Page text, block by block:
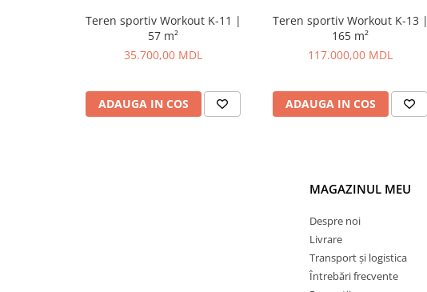
Teren sportiv Workout K-11 |
57 m²
35.700,00 MDL
ADAUGA IN COS
Teren sportiv Workout K-13 |
165 m²
117.000,00 MDL
ADAUGA IN COS
MAGAZINUL MEU
Despre noi
Livrare
Transport și logistica
Întrebări frecvente